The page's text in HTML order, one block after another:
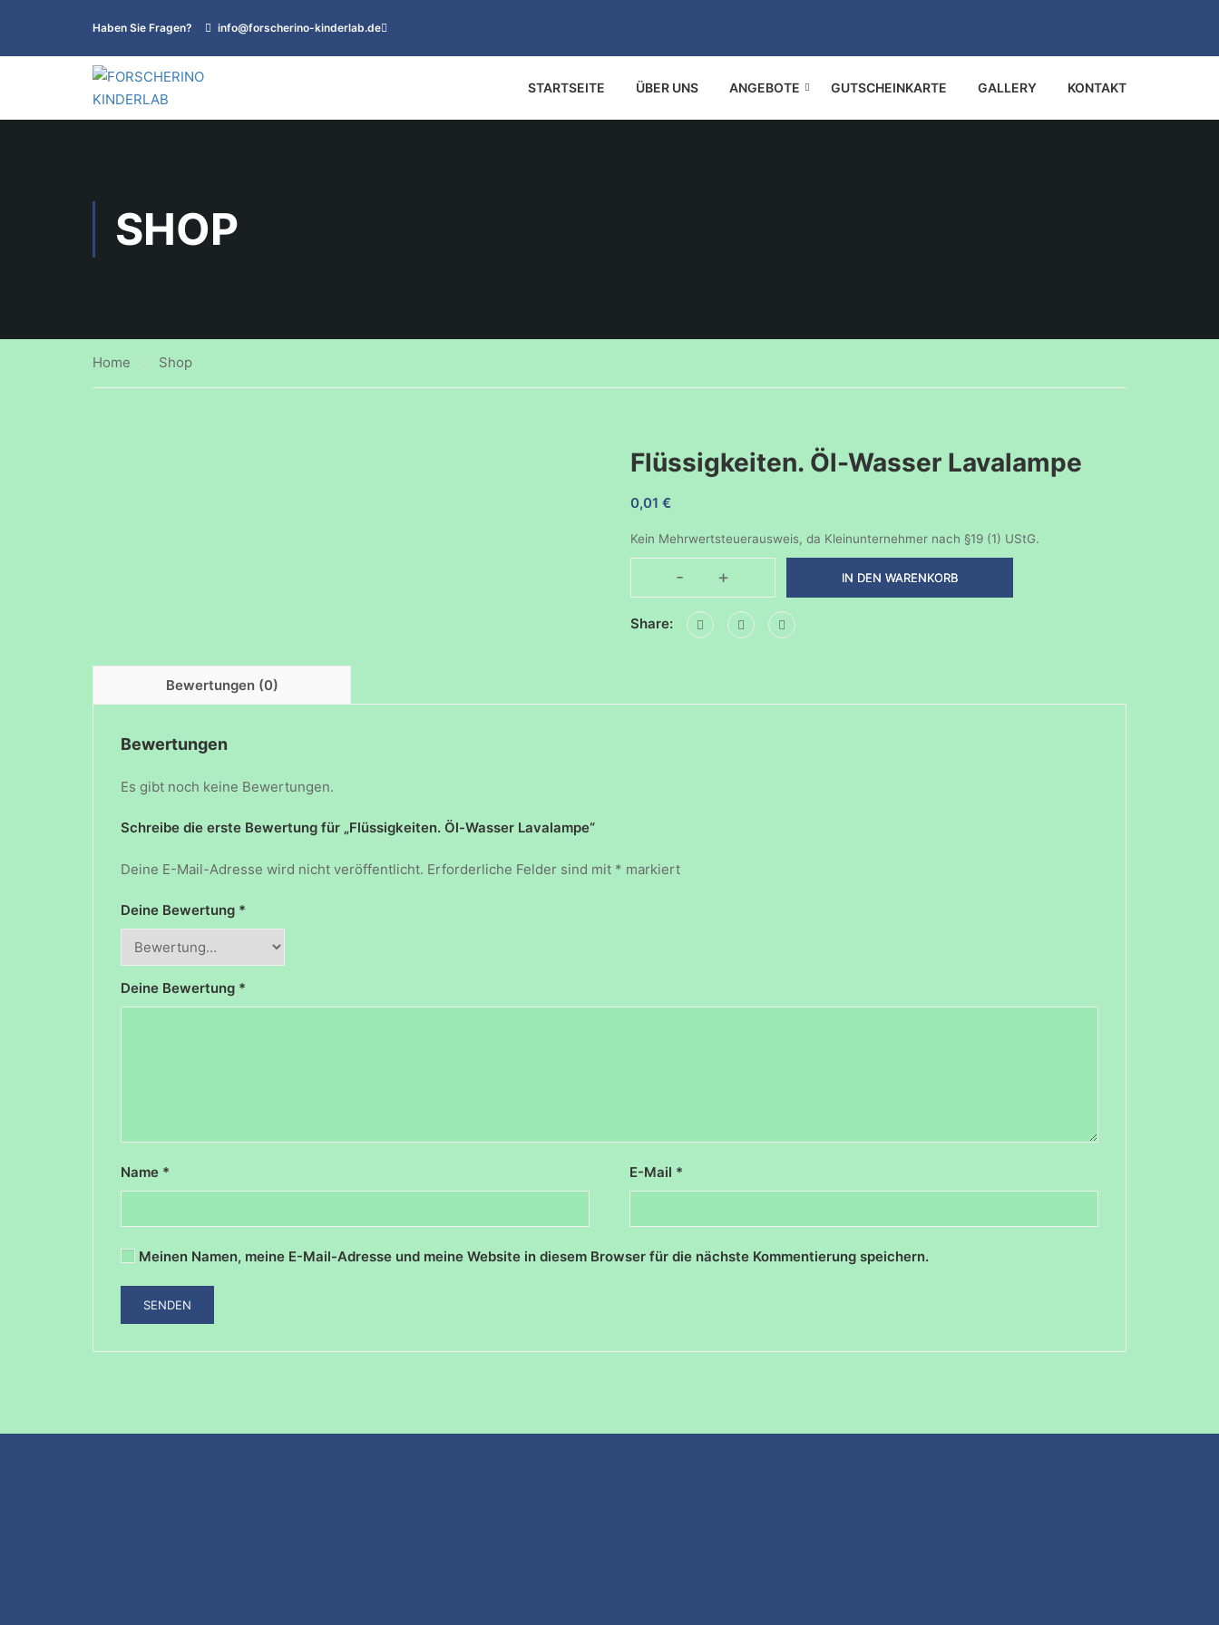
Haben Sie Fragen? info@forscherino-kinderlab.de
STARTSEITE ÜBER UNS ANGEBOTE GUTSCHEINKARTE GALLERY KONTAKT
SHOP
Home Shop
Flüssigkeiten. Öl-Wasser Lavalampe
0,01 €
Kein Mehrwertsteuerausweis, da Kleinunternehmer nach §19 (1) UStG.
-
Flüssigkeiten.
Öl-
Wasser
+ IN DEN WARENKORB
Share:
Bewertungen (0)
Bewertungen
Es gibt noch keine Bewertungen.
Schreibe die erste Bewertung für „Flüssigkeiten. Öl-Wasser Lavalampe“
Deine E-Mail-Adresse wird nicht veröffentlicht. Erforderliche Felder sind mit * markiert
Deine Bewertung *
Deine Bewertung *
Name * E-Mail *
Meinen Namen, meine E-Mail-Adresse und meine Website in diesem Browser für die nächste Kommentierung speichern.